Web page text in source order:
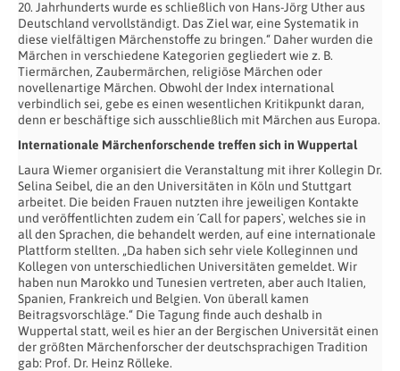
20. Jahrhunderts wurde es schließlich von Hans-Jörg Uther aus
Deutschland vervollständigt. Das Ziel war, eine Systematik in
diese vielfältigen Märchenstoffe zu bringen.“ Daher wurden die
Märchen in verschiedene Kategorien gegliedert wie z. B.
Tiermärchen, Zaubermärchen, religiöse Märchen oder
novellenartige Märchen. Obwohl der Index international
verbindlich sei, gebe es einen wesentlichen Kritikpunkt daran,
denn er beschäftige sich ausschließlich mit Märchen aus Europa.
Internationale Märchenforschende treffen sich in Wuppertal
Laura Wiemer organisiert die Veranstaltung mit ihrer Kollegin Dr.
Selina Seibel, die an den Universitäten in Köln und Stuttgart
arbeitet. Die beiden Frauen nutzten ihre jeweiligen Kontakte
und veröffentlichten zudem ein ´Call for papers`, welches sie in
all den Sprachen, die behandelt werden, auf eine internationale
Plattform stellten. „Da haben sich sehr viele Kolleginnen und
Kollegen von unterschiedlichen Universitäten gemeldet. Wir
haben nun Marokko und Tunesien vertreten, aber auch Italien,
Spanien, Frankreich und Belgien. Von überall kamen
Beitragsvorschläge.“ Die Tagung finde auch deshalb in
Wuppertal statt, weil es hier an der Bergischen Universität einen
der größten Märchenforscher der deutschsprachigen Tradition
gab: Prof. Dr. Heinz Rölleke.